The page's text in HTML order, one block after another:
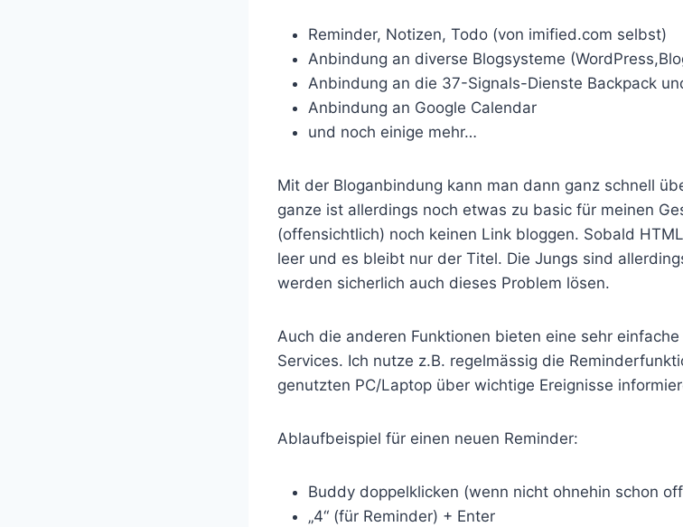
Reminder, Notizen, Todo (von imified.com selbst)
Anbindung an diverse Blogsysteme
Anbindung an die 37-Signals-Dienste Backpack
Anbindung an Google Calendar
und noch einige mehr…
Mit der Bloganbindung kann man dann ganz schnell
ganze ist allerdings noch etwas zu basic für meinen
(offensichtlich) noch keinen Link bloggen. Sobald
leer und es bleibt nur der Titel. Die Jungs sind
werden sicherlich auch dieses Problem lösen.
Auch die anderen Funktionen bieten eine sehr
Services. Ich nutze z.B. regelmässig die
genutzten PC/Laptop über wichtige Ereignisse
Ablaufbeispiel für einen neuen Reminder:
Buddy doppelklicken (wenn nicht ohnehin schon
„4“ (für Reminder) + Enter